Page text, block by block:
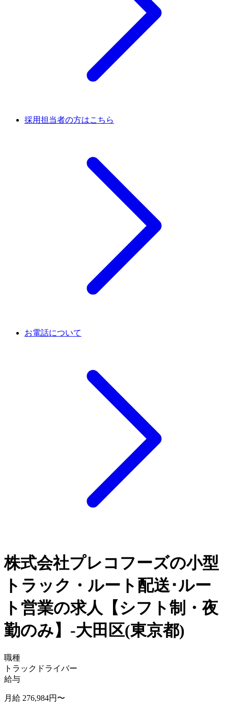
採用担当者の方はこちら
お電話について
株式会社プレコフーズの小型
トラック・ルート配送･ルー
ト営業の求人【シフト制・夜
勤のみ】-大田区(東京都)
職種
トラックドライバー
給与
月給 276,984円〜